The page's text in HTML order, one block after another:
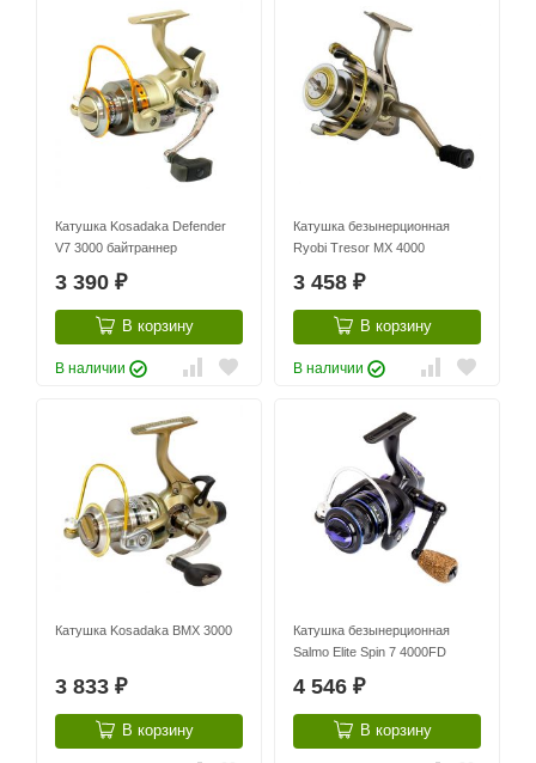
Катушка Kosadaka Defender
V7 3000 байтраннер
3 390 ₽
В корзину
В наличии
Катушка безынерционная
Ryobi Tresor MX 4000
3 458 ₽
В корзину
В наличии
Катушка Kosadaka BMX 3000
3 833 ₽
В корзину
Катушка безынерционная
Salmo Elite Spin 7 4000FD
4 546 ₽
В корзину